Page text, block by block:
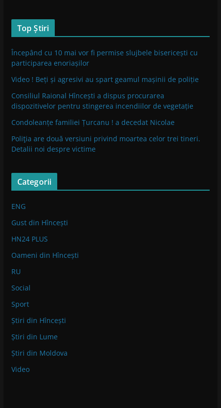
Top Știri
Începând cu 10 mai vor fi permise slujbele bisericești cu
participarea enoriașilor
Video ! Beți și agresivi au spart geamul mașinii de poliție
Consiliul Raional Hîncești a dispus procurarea
dispozitivelor pentru stingerea incendiilor de vegetație
Condoleanțe familiei Țurcanu ! a decedat Nicolae
Poliţia are două versiuni privind moartea celor trei tineri.
Detalii noi despre victime
Categorii
ENG
Gust din Hîncești
HN24 PLUS
Oameni din Hîncești
RU
Social
Sport
Știri din Hîncești
Știri din Lume
Știri din Moldova
Video